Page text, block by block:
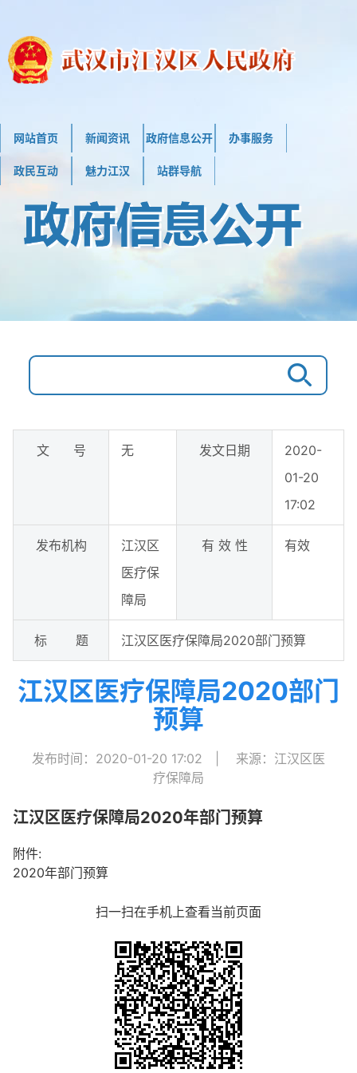
网站首页 新闻资讯 政府信息公开 办事服务
政民互动 魅力江汉 站群导航
文 号 无 发文日期
2020-
01-20
17:02
发布机构
江汉区
医疗保
障局
有 效 性 有效
标 题 江汉区医疗保障局2020部门预算
江汉区医疗保障局2020部门
预算
发布时间：2020-01-20 17:02
来源：江汉区医
疗保障局
江汉区医疗保障局2020年部门预算
附件:
2020年部门预算
扫一扫在手机上查看当前页面